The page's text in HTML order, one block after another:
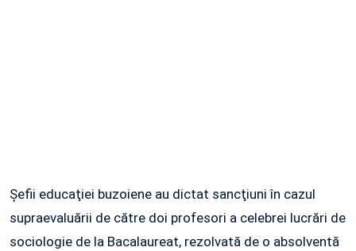
Şefii educaţiei buzoiene au dictat sancţiuni în cazul
supraevaluării de către doi profesori a celebrei lucrări de
sociologie de la Bacalaureat, rezolvată de o absolventă